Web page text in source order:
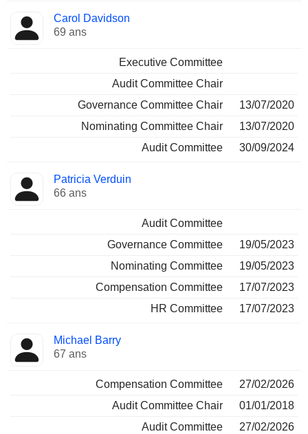
Carol Davidson
69 ans
Executive Committee
Audit Committee Chair
Governance Committee Chair
13/07/2020
Nominating Committee Chair
13/07/2020
Audit Committee
30/09/2024
Patricia Verduin
66 ans
Audit Committee
Governance Committee
19/05/2023
Nominating Committee
19/05/2023
Compensation Committee
17/07/2023
HR Committee
17/07/2023
Michael Barry
67 ans
Compensation Committee
27/02/2026
Audit Committee Chair
01/01/2018
Audit Committee
27/02/2026